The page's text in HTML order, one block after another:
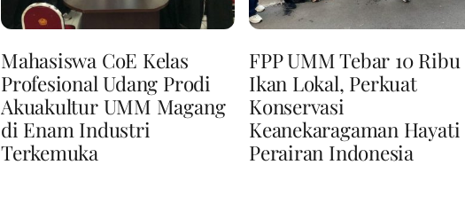
Mahasiswa CoE Kelas
Profesional Udang Prodi
Akuakultur UMM Magang
di Enam Industri
Terkemuka
FPP UMM Tebar 10 Ribu
Ikan Lokal, Perkuat
Konservasi
Keanekaragaman Hayati
Perairan Indonesia